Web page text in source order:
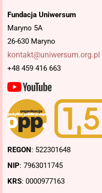
Fundacja Uniwersum
Maryno 5A
26-630 Maryno
kontakt@uniwersum.org.pl
+48 459 416 663
REGON: 522301648
NIP: 7963011745
KRS: 0000977163